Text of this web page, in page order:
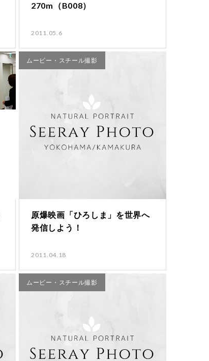
270m（B008）
2011.05.6
ムービー・スチール撮影
原爆映画「ひろしま」を世界へ
発信しよう！
2011.04.18
ムービー・スチール撮影